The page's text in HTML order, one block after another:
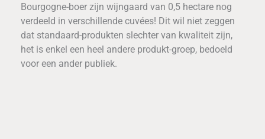
Bourgogne-boer zijn wijngaard van 0,5 hectare nog
verdeeld in verschillende cuvées! Dit wil niet zeggen
dat standaard-produkten slechter van kwaliteit zijn,
het is enkel een heel andere produkt-groep, bedoeld
voor een ander publiek.